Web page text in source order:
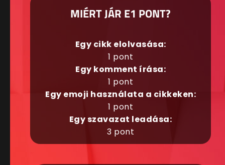
MIÉRT JÁR E1 PONT?
Egy cikk elolvasása:
1 pont
Egy komment írása:
1 pont
Egy emoji használata a cikkeken:
1 pont
Egy szavazat leadása:
3 pont